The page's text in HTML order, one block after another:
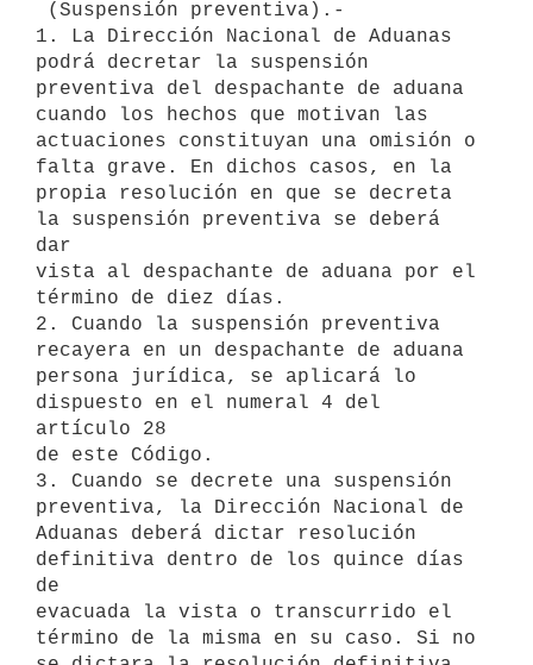
1. La Dirección Nacional de Aduanas
podrá decretar la suspensión
preventiva del despachante de aduana
cuando los hechos que motivan las
actuaciones constituyan una omisión o
falta grave. En dichos casos, en la
propia resolución en que se decreta
la suspensión preventiva se deberá
dar
vista al despachante de aduana por el
término de diez días.
2. Cuando la suspensión preventiva
recayera en un despachante de aduana
persona jurídica, se aplicará lo
dispuesto en el numeral 4 del
artículo 28
de este Código.
3. Cuando se decrete una suspensión
preventiva, la Dirección Nacional de
Aduanas deberá dictar resolución
definitiva dentro de los quince días
de
evacuada la vista o transcurrido el
término de la misma en su caso. Si no